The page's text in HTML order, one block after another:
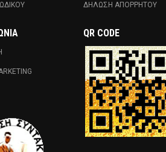
ΔΗΛΩΣΗ ΑΠΟΡΡΗΤΟΥ
QR CODE